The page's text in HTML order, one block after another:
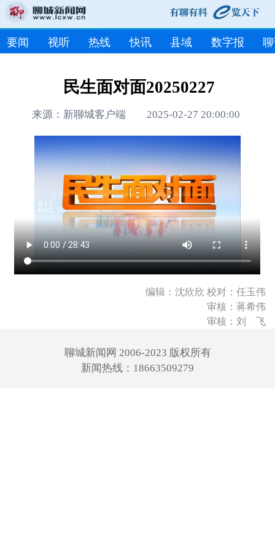
要闻 视听 热线 快讯 县域 数字报
民生面对面20250227
来源：新聊城客户端 2025-02-27 20:00:00
编辑：沈欣欣 校对：任玉伟
审核：蒋希伟
审核：刘 飞
聊城新闻网 2006-2023 版权所有
新闻热线：18663509279